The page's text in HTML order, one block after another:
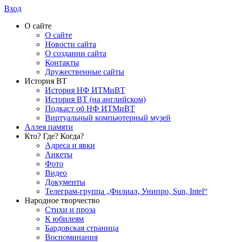
Вход
О сайте
О сайте
Новости сайта
О создании сайта
Контакты
Дружественные сайты
История ВТ
История НФ ИТМиВТ
История ВТ (на английском)
Подкаст об НФ ИТМиВТ
Виртуальный компьютерный музей
Аллея памяти
Кто? Где? Когда?
Адреса и явки
Анкеты
Фото
Видео
Документы
Телеграм-группа „Филиал, Унипро, Sun, Intel“
Народное творчество
Стихи и проза
К юбилеям
Бардовская страница
Воспоминания